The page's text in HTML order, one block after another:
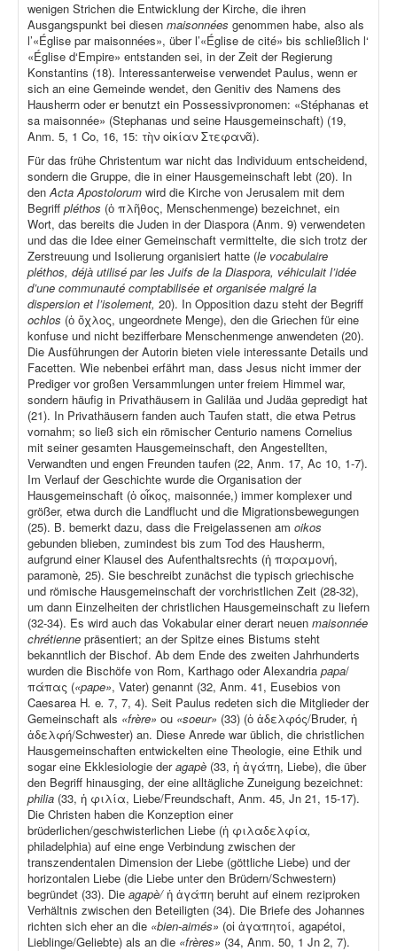
wenigen Strichen die Entwicklung der Kirche, die ihren
Ausgangspunkt bei diesen maisonnées genommen habe, also als
l’«Église par maisonnées», über l’«Église de cité» bis schließlich l‘
«Église d‘Empire» entstanden sei, in der Zeit der Regierung
Konstantins (18). Interessanterweise verwendet Paulus, wenn er
sich an eine Gemeinde wendet, den Genitiv des Namens des
Hausherrn oder er benutzt ein Possessivpronomen: «Stéphanas et
sa maisonnée» (Stephanas und seine Hausgemeinschaft) (19,
Anm. 5, 1 Co, 16, 15: τὴν οἰκίαν Στεφανᾶ).
Für das frühe Christentum war nicht das Individuum entscheidend,
sondern die Gruppe, die in einer Hausgemeinschaft lebt (20). In
den Acta Apostolorum wird die Kirche von Jerusalem mit dem
Begriff pléthos (ὁ πλῆθος, Menschenmenge) bezeichnet, ein
Wort, das bereits die Juden in der Diaspora (Anm. 9) verwendeten
und das die Idee einer Gemeinschaft vermittelte, die sich trotz der
Zerstreuung und Isolierung organisiert hatte (le vocabulaire
pléthos, déjà utilisé par les Juifs de la Diaspora, véhiculait l’idée
d’une communauté comptabilisée et organisée malgré la
dispersion et l’isolement, 20). In Opposition dazu steht der Begriff
ochlos (ὁ ὄχλος, ungeordnete Menge), den die Griechen für eine
konfuse und nicht bezifferbare Menschenmenge anwendeten (20).
Die Ausführungen der Autorin bieten viele interessante Details und
Facetten. Wie nebenbei erfährt man, dass Jesus nicht immer der
Prediger vor großen Versammlungen unter freiem Himmel war,
sondern häufig in Privathäusern in Galiläa und Judäa gepredigt hat
(21). In Privathäusern fanden auch Taufen statt, die etwa Petrus
vornahm; so ließ sich ein römischer Centurio namens Cornelius
mit seiner gesamten Hausgemeinschaft, den Angestellten,
Verwandten und engen Freunden taufen (22, Anm. 17, Ac 10, 1-7).
Im Verlauf der Geschichte wurde die Organisation der
Hausgemeinschaft (ὁ οἶκος, maisonnée,) immer komplexer und
größer, etwa durch die Landflucht und die Migrationsbewegungen
(25). B. bemerkt dazu, dass die Freigelassenen am oikos
gebunden blieben, zumindest bis zum Tod des Hausherrn,
aufgrund einer Klausel des Aufenthaltsrechts (ἡ παραμονή,
paramonè, 25). Sie beschreibt zunächst die typisch griechische
und römische Hausgemeinschaft der vorchristlichen Zeit (28-32),
um dann Einzelheiten der christlichen Hausgemeinschaft zu liefern
(32-34). Es wird auch das Vokabular einer derart neuen maisonnée
chrétienne präsentiert; an der Spitze eines Bistums steht
bekanntlich der Bischof. Ab dem Ende des zweiten Jahrhunderts
wurden die Bischöfe von Rom, Karthago oder Alexandria papa/
πάπας («pape», Vater) genannt (32, Anm. 41, Eusebios von
Caesarea H. e. 7, 7, 4). Seit Paulus redeten sich die Mitglieder der
Gemeinschaft als «frère» ou «soeur» (33) (ὁ ἀδελφός/Bruder, ἡ
ἀδελφή/Schwester) an. Diese Anrede war üblich, die christlichen
Hausgemeinschaften entwickelten eine Theologie, eine Ethik und
sogar eine Ekklesiologie deragapè (33, ἡ ἀγάπη, Liebe), die über
den Begriff hinausging, der eine alltägliche Zuneigung bezeichnet:
philia (33, ἡ φιλία, Liebe/Freundschaft, Anm. 45, Jn 21, 15-17).
Die Christen haben die Konzeption einer
brüderlichen/geschwisterlichen Liebe (ἡ φιλαδελφία,
philadelphia) auf eine enge Verbindung zwischen der
transzendentalen Dimension der Liebe (göttliche Liebe) und der
horizontalen Liebe (die Liebe unter den Brüdern/Schwestern)
begründet (33). Die agapè/ἡ ἀγάπη beruht auf einem reziproken
Verhältnis zwischen den Beteiligten (34). Die Briefe des Johannes
richten sich eher an die «bien-aimés» (οἱ ἀγαπητοί, agapétoi,
Lieblinge/Geliebte) als an die «frères» (34, Anm. 50, 1 Jn 2, 7).